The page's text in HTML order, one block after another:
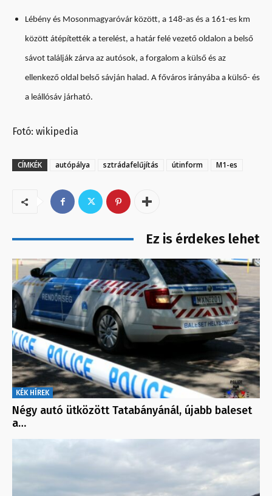
Lébény és Mosonmagyaróvár között, a 148-as és a 161-es km
között átépítették a terelést, a határ felé vezető oldalon a belső
sávot találják zárva az autósok, a forgalom a külső és az
ellenkező oldal belső sávján halad. A főváros irányába a külső- és
a leállósáv járható.
Fotó: wikipedia
CÍMKÉK autópálya sztrádafelűjítás útinform M1-es
Ez is érdekes lehet
KÉK HÍREK
Négy autó ütközött Tatabányánál, újabb baleset
a…